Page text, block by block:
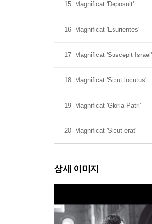
15 Magnificat 'Deposuit'
16 Magnificat 'Esurientes'
17 Magnificat 'Suscepit Israel'
18 Magnificat 'Sicut locutus'
19 Magnificat 'Gloria Patri'
20 Magnificat 'Sicut erat'
상세 이미지